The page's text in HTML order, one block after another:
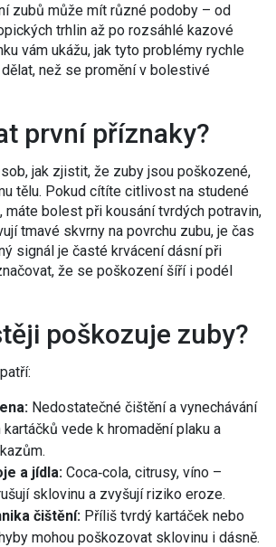
zubů může mít různé podoby – od
trhlin až po rozsáhlé kazové
vám ukážu, jak tyto problémy rychle
než se promění v bolestivé
první příznaky?
jak zjistit, že zuby jsou poškozené,
tělu. Pokud cítíte citlivost na studené
máte bolest při kousání tvrdých potravin,
tmavé skvrny na povrchu zubu, je čas
signál je časté krvácení dásní při
že se poškození šíří i podél
poškozuje zuby?
Nedostatečné čištění a vynechávání
vede k hromadění plaku a
a jídla: Coca‑cola, citrusy, víno –
sklovinu a zvyšují riziko eroze.
čištění: Příliš tvrdý kartáček nebo
mohou poškozovat sklovinu i dásně.